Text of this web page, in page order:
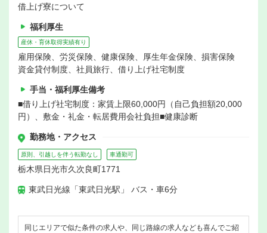
借上げ寮について
福利厚生
産休・育休取得実績有り
雇用保険、労災保険、健康保険、厚生年金保険、損害保険
資金貸付制度、社員旅行、借り上げ社宅制度
手当・福利厚生備考
■借り上げ社宅制度：家賃上限60,000円（自己負担額20,000
円）、敷金・礼金・転居費用会社負担■健康診断
勤務地・アクセス
原則、引越しを伴う転勤なし 車通勤可
栃木県日光市久次良町1771
東武日光線「東武日光駅」 バス・車6分
同じエリアで似た条件の求人や、同じ路線の求人なども喜んでご紹